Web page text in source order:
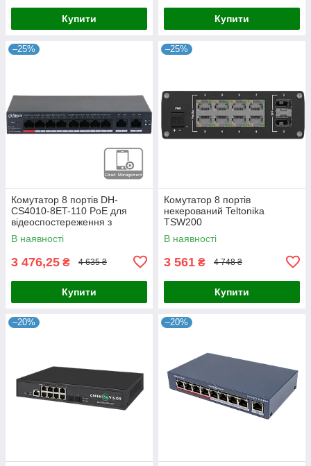
Купити Купити
–25%
Комутатор 8 портів DH-
CS4010-8ET-110 PoE для
відеоспостереження з
підтримкою IEEE802.3bt,
бюджетом 110 Вт, 2x uplink
В наявності
3 476,25 ₴ 4 635 ₴
Купити
–25%
Комутатор 8 портів
некерований Teltonika
TSW200
В наявності
3 561 ₴ 4 748 ₴
Купити
–20% –20%